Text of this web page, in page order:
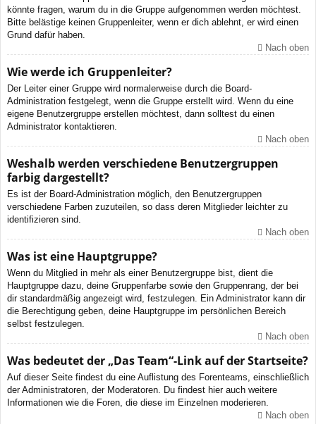
könnte fragen, warum du in die Gruppe aufgenommen werden möchtest.
Bitte belästige keinen Gruppenleiter, wenn er dich ablehnt, er wird einen
Grund dafür haben.
Nach oben
Wie werde ich Gruppenleiter?
Der Leiter einer Gruppe wird normalerweise durch die Board-
Administration festgelegt, wenn die Gruppe erstellt wird. Wenn du eine
eigene Benutzergruppe erstellen möchtest, dann solltest du einen
Administrator kontaktieren.
Nach oben
Weshalb werden verschiedene Benutzergruppen
farbig dargestellt?
Es ist der Board-Administration möglich, den Benutzergruppen
verschiedene Farben zuzuteilen, so dass deren Mitglieder leichter zu
identifizieren sind.
Nach oben
Was ist eine Hauptgruppe?
Wenn du Mitglied in mehr als einer Benutzergruppe bist, dient die
Hauptgruppe dazu, deine Gruppenfarbe sowie den Gruppenrang, der bei
dir standardmäßig angezeigt wird, festzulegen. Ein Administrator kann dir
die Berechtigung geben, deine Hauptgruppe im persönlichen Bereich
selbst festzulegen.
Nach oben
Was bedeutet der „Das Team“-Link auf der Startseite?
Auf dieser Seite findest du eine Auflistung des Forenteams, einschließlich
der Administratoren, der Moderatoren. Du findest hier auch weitere
Informationen wie die Foren, die diese im Einzelnen moderieren.
Nach oben